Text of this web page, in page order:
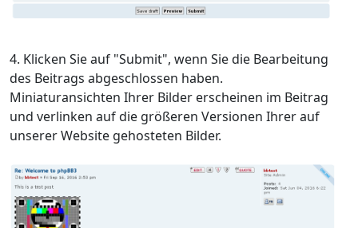
Klicken Sie auf "Submit", wenn Sie die Bearbeitung
des Beitrags abgeschlossen haben.
Miniaturansichten Ihrer Bilder erscheinen im Beitrag
und verlinken auf die größeren Versionen Ihrer auf
unserer Website gehosteten Bilder.